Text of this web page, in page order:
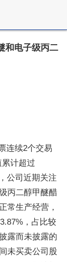
和电子级丙二
连续2个交易
计超过
公司近期关注
丙二醇甲醚醋
常生产经营，
，占比较
露而未披露的
未买卖公司股